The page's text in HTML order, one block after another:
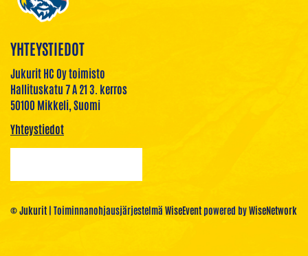
YHTEYSTIEDOT
Jukurit HC Oy toimisto
Hallituskatu 7 A 21 3. kerros
50100 Mikkeli, Suomi
Yhteystiedot
© Jukurit | Toiminnanohjausjärjestelmä WiseEventpowered byWiseNetwork